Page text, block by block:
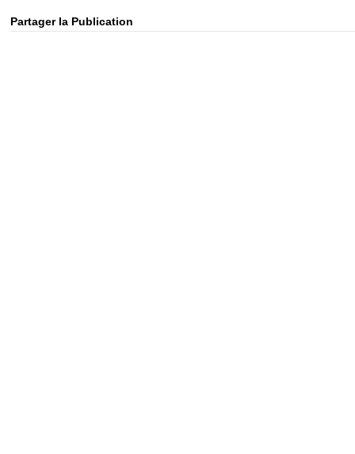
Partager la Publication